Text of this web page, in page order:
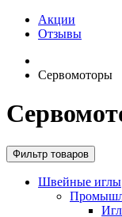
Акции
Отзывы
Сервомоторы
Фильтр товаров
Швейные иглы